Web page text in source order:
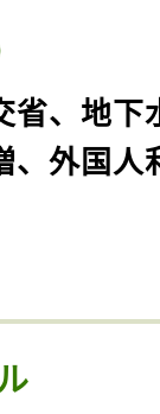
省、地下
、外国人